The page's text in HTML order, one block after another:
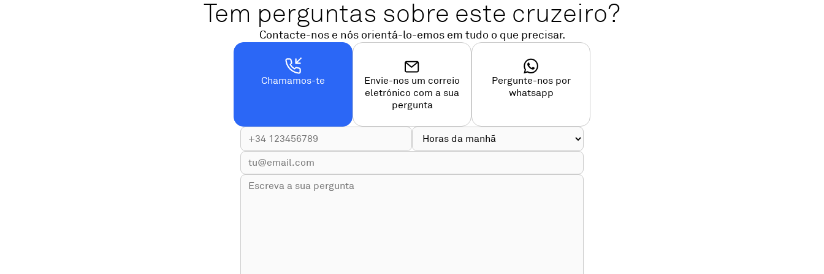
Tem perguntas sobre este cruzeiro?
Contacte-nos e nós orientá-lo-emos em tudo o que precisar.
Chamamos-te
Envie-nos um correio
eletrónico com a sua
pergunta
Pergunte-nos por
whatsapp